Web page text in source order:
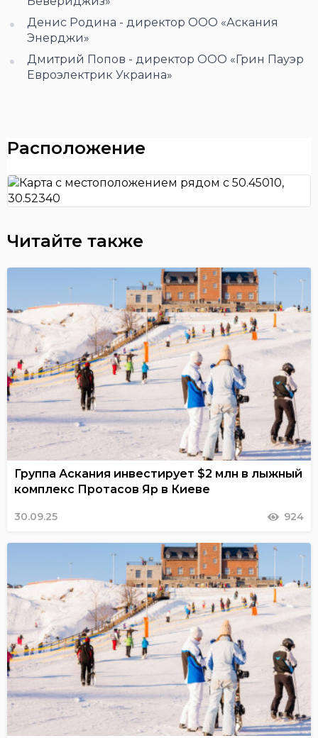
Денис Родина - директор ООО «Аскания
Энерджи»
Дмитрий Попов - директор ООО «Грин Пауэр
Евроэлектрик Украина»
Расположение
Читайте также
Группа Аскания инвестирует $2 млн в лыжный
комплекс Протасов Яр в Киеве
30.09.25 924